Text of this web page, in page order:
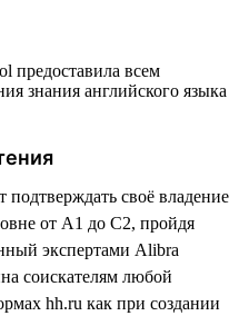
предоставила всем
знания английского языка
подтверждать своё владение
от А1 до С2, пройдя
экспертами Alibra
соискателям любой
hh.ru как при создании